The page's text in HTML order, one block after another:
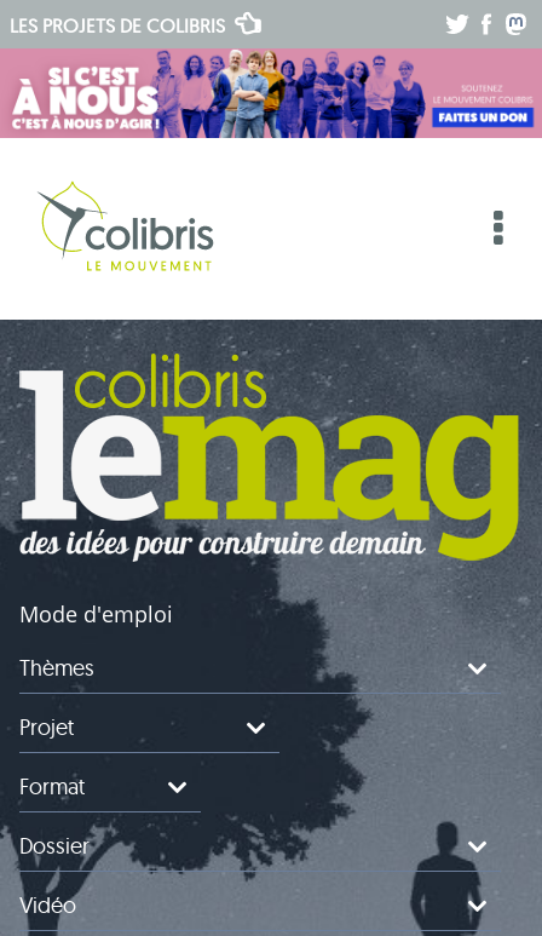
LES PROJETS DE COLIBRIS
Mode d'emploi
Thèmes
Projet
Format
Dossier
Vidéo